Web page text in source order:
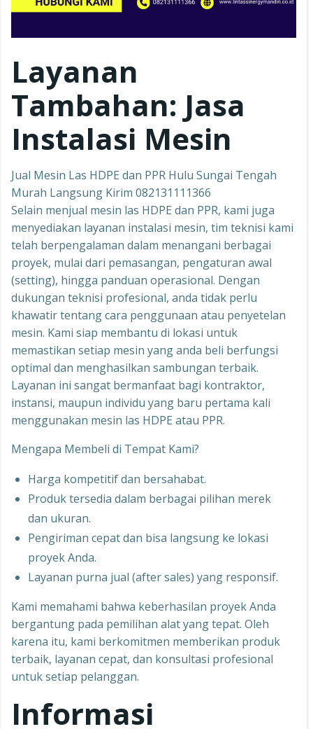
Layanan
Tambahan: Jasa
Instalasi Mesin
Jual Mesin Las HDPE dan PPR Hulu Sungai Tengah
Murah Langsung Kirim 082131111366
Selain menjual mesin las HDPE dan PPR, kami juga
menyediakan layanan instalasi mesin, tim teknisi kami
telah berpengalaman dalam menangani berbagai
proyek, mulai dari pemasangan, pengaturan awal
(setting), hingga panduan operasional. Dengan
dukungan teknisi profesional, anda tidak perlu
khawatir tentang cara penggunaan atau penyetelan
mesin. Kami siap membantu di lokasi untuk
memastikan setiap mesin yang anda beli berfungsi
optimal dan menghasilkan sambungan terbaik.
Layanan ini sangat bermanfaat bagi kontraktor,
instansi, maupun individu yang baru pertama kali
menggunakan mesin las HDPE atau PPR.
Mengapa Membeli di Tempat Kami?
Harga kompetitif dan bersahabat.
Produk tersedia dalam berbagai pilihan merek
dan ukuran.
Pengiriman cepat dan bisa langsung ke lokasi
proyek Anda.
Layanan purna jual (after sales) yang responsif.
Kami memahami bahwa keberhasilan proyek Anda
bergantung pada pemilihan alat yang tepat. Oleh
karena itu, kami berkomitmen memberikan produk
terbaik, layanan cepat, dan konsultasi profesional
untuk setiap pelanggan.
Informasi